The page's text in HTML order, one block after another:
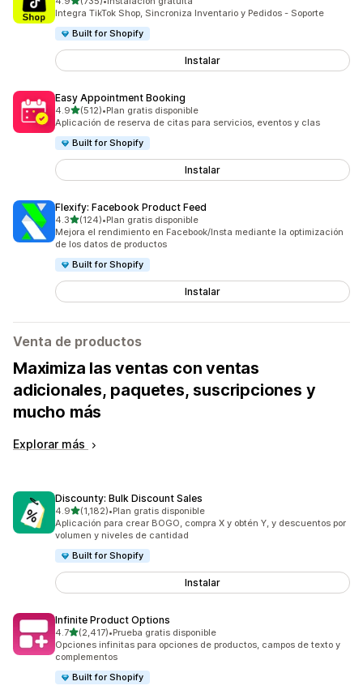
735 reseñas en total
Integra TikTok Shop, Sincroniza Inventario y Pedidos - Soporte
Built for Shopify
Instalar
Easy Appointment Booking
4.9de 5 estrellas
(512)
512 reseñas en total
•Plan gratis disponible
Aplicación de reserva de citas para servicios, eventos y clas
Built for Shopify
Instalar
Flexify: Facebook Product Feed
4.3de 5 estrellas
(124)
124 reseñas en total
•Plan gratis disponible
Mejora el rendimiento en Facebook/Insta mediante la optimización
de los datos de productos
Built for Shopify
Instalar
Venta de productos
Maximiza las ventas con ventas
adicionales, paquetes, suscripciones y
mucho más
Explorar más
Discounty: Bulk Discount Sales
4.9de 5 estrellas
(1,182)
1182 reseñas en total
•Plan gratis disponible
Aplicación para crear BOGO, compra X y obtén Y, y descuentos por
volumen y niveles de cantidad
Built for Shopify
Instalar
Infinite Product Options
4.7de 5 estrellas
(2,417)
2417 reseñas en total
•Prueba gratis disponible
Opciones infinitas para opciones de productos, campos de texto y
complementos
Built for Shopify